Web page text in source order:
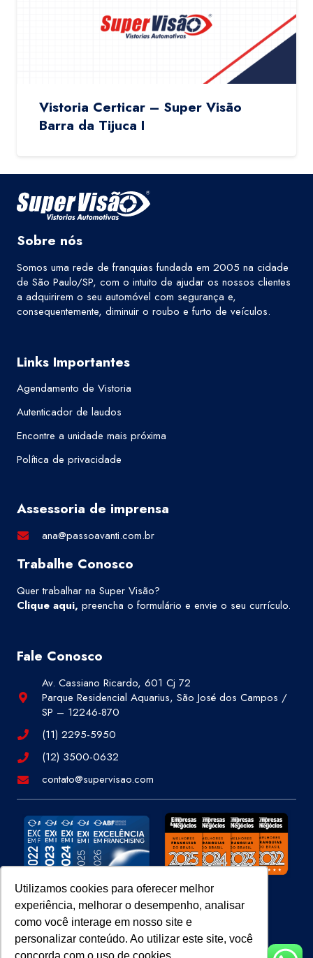
Utilizamos cookies para oferecer melhor
experiência, melhorar o desempenho, analisar
como você interage em nosso site e
personalizar conteúdo. Ao utilizar este site, você
Vistoria Certicar – Super Visão
Barra da Tijuca I
Sobre nós
Somos uma rede de franquias fundada em 2005 na cidade
de São Paulo/SP, com o intuito de ajudar os nossos clientes
a adquirirem o seu automóvel com segurança e,
consequentemente, diminuir o roubo e furto de veículos.
Links Importantes
Agendamento de Vistoria
Autenticador de laudos
Encontre a unidade mais próxima
Política de privacidade
Assessoria de imprensa
ana@passoavanti.com.br
Trabalhe Conosco
Quer trabalhar na Super Visão?
Clique aqui, preencha o formulário e envie o seu currículo.
Fale Conosco
Av. Cassiano Ricardo, 601 Cj 72
Parque Residencial Aquarius, São José dos Campos /
SP – 12246-870
(11) 2295-5950
(12) 3500-0632
contato@supervisao.com
Site 100% Seguro